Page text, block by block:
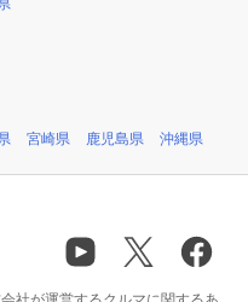
宮崎県 鹿児島県 沖縄県